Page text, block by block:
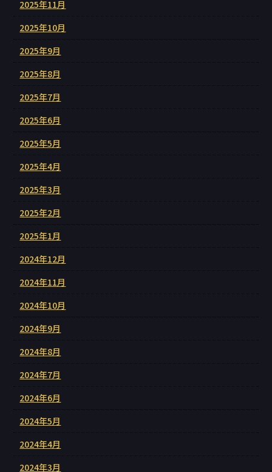
2025年11月
2025年10月
2025年9月
2025年8月
2025年7月
2025年6月
2025年5月
2025年4月
2025年3月
2025年2月
2025年1月
2024年12月
2024年11月
2024年10月
2024年9月
2024年8月
2024年7月
2024年6月
2024年5月
2024年4月
2024年3月